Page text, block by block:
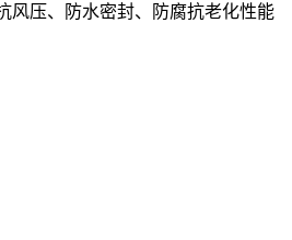
风压、防水密封、防腐抗老化性能